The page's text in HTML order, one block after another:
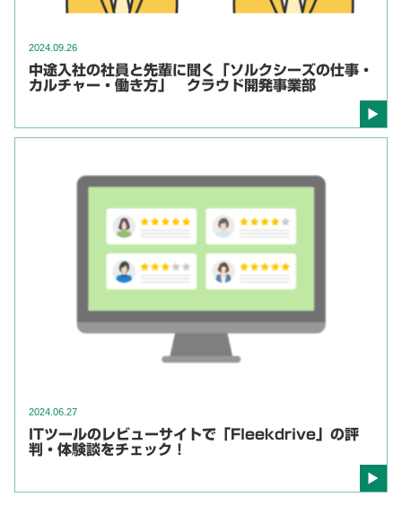
2024.09.26
中途入社の社員と先輩に聞く「ソルクシーズの仕事・
カルチャー・働き方」 クラウド開発事業部
2024.06.27
ITツールのレビューサイトで「Fleekdrive」の評
判・体験談をチェック！